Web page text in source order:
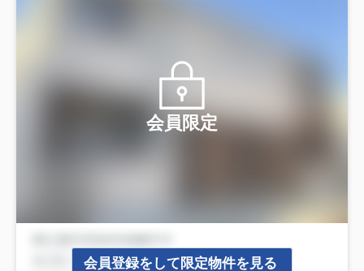
会員限定
会員登録をして限定物件を見る